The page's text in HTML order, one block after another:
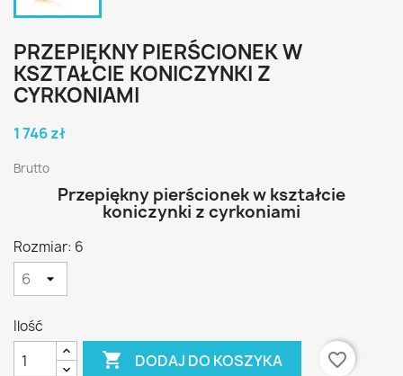
PRZEPIĘKNY PIERŚCIONEK W
KSZTAŁCIE KONICZYNKI Z
CYRKONIAMI
1 746 zł
Brutto
Przepiękny pierścionek w kształcie
koniczynki z cyrkoniami
Rozmiar: 6
Ilość
 DODAJ DO KOSZYKA
favorite_border